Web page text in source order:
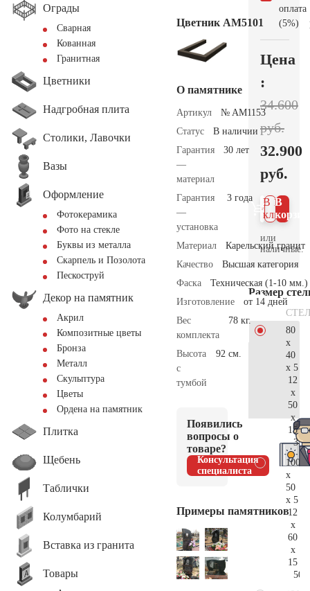
Ограды
Сварная
Кованная
Гранитная
Цветники
Надгробная плита
Столики, Лавочки
Вазы
Оформление
Фотокерамика
Фото на стекле
Буквы из металла
Скарпель и Позолота
Пескоструй
Декор на памятник
Акрил
Композитные цветы
Бронза
Металл
Скульптура
Цветы
Ордена на памятник
Плитка
Щебень
Таблички
Колумбарий
Вставка из гранита
Товары
Цветник АМ5101
О памятнике
Артикул
№ AM1153
Статус
В наличии
Гарантия
—
материал
30 лет
Гарантия
—
установка
3 года
Материал
Карельский гранит
Качество
Высшая категория
Фаска
Техническая (1-10 мм.)
Изготовление
от 14 дней
Вес
комплекта
78 кг.
Высота
с
тумбой
92 см.
Появились
вопросы о
товаре?
Консультация
специалиста
Примеры памятников
оплата
(5%)
Цена
:
34.600
руб.
32.900
руб.
В
В 1
клик
или
наличные.
Размер
80
x
40
x 5
12
x
50
x
15
100
x
50
x 5
12
x
60
x
15